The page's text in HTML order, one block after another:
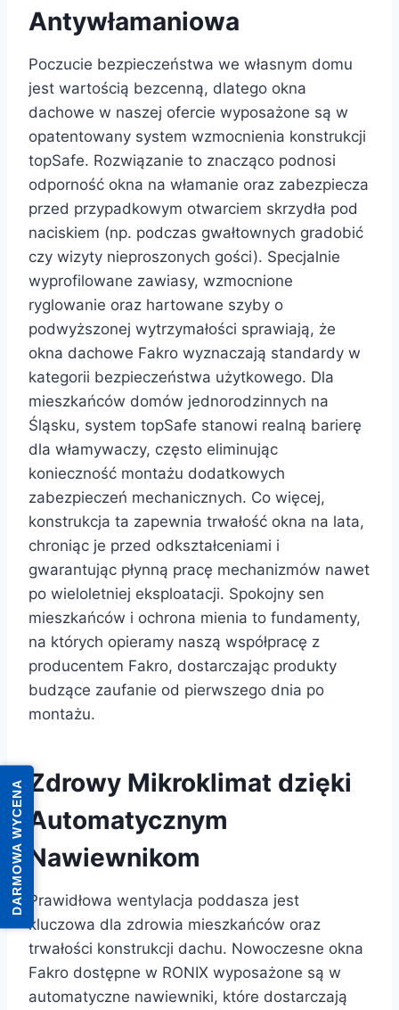
Antywłamaniowa
Poczucie bezpieczeństwa we własnym domu
jest wartością bezcenną, dlatego okna
dachowe w naszej ofercie wyposażone są w
opatentowany system wzmocnienia konstrukcji
topSafe. Rozwiązanie to znacząco podnosi
odporność okna na włamanie oraz zabezpiecza
przed przypadkowym otwarciem skrzydła pod
naciskiem (np. podczas gwałtownych gradobić
czy wizyty nieproszonych gości). Specjalnie
wyprofilowane zawiasy, wzmocnione
ryglowanie oraz hartowane szyby o
podwyższonej wytrzymałości sprawiają, że
okna dachowe Fakro wyznaczają standardy w
kategorii bezpieczeństwa użytkowego. Dla
mieszkańców domów jednorodzinnych na
Śląsku, system topSafe stanowi realną barierę
dla włamywaczy, często eliminując
konieczność montażu dodatkowych
zabezpieczeń mechanicznych. Co więcej,
konstrukcja ta zapewnia trwałość okna na lata,
chroniąc je przed odkształceniami i
gwarantując płynną pracę mechanizmów nawet
po wieloletniej eksploatacji. Spokojny sen
mieszkańców i ochrona mienia to fundamenty,
na których opieramy naszą współpracę z
producentem Fakro, dostarczając produkty
budzące zaufanie od pierwszego dnia po
montażu.
Zdrowy Mikroklimat dzięki
Automatycznym
Nawiewnikom
Prawidłowa wentylacja poddasza jest
kluczowa dla zdrowia mieszkańców oraz
trwałości konstrukcji dachu. Nowoczesne okna
Fakro dostępne w RONIX wyposażone są w
automatyczne nawiewniki, które dostarczają
DARMOWA WYCENA